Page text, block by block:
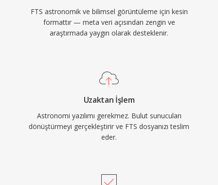
FTS astronomik ve bilimsel görüntüleme için kesin
formattır — meta veri açısından zengin ve
araştırmada yaygın olarak desteklenir.
Uzaktan İşlem
Astronomi yazılımı gerekmez. Bulut sunucuları
dönüştürmeyi gerçekleştirir ve FTS dosyanızı teslim
eder.